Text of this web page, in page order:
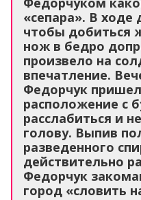
«сепара». В ходе
чтобы добиться
нож в бедро
произвело на
впечатление.
Федорчук
расположение с
расслабиться и
голову. Выпив
разведенного
действительно
Федорчук
город «словить